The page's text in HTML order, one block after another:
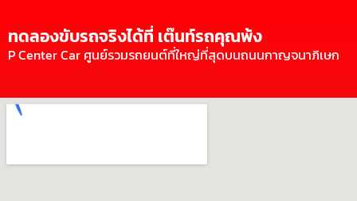
ทดลองขับรถจริงได้ที่ เต๊นท์รถคุณพ้ง
P Center Car ศูนย์รวมรถยนต์ที่ใหญ่ที่สุดบนถนนกาญจนาภิเษก